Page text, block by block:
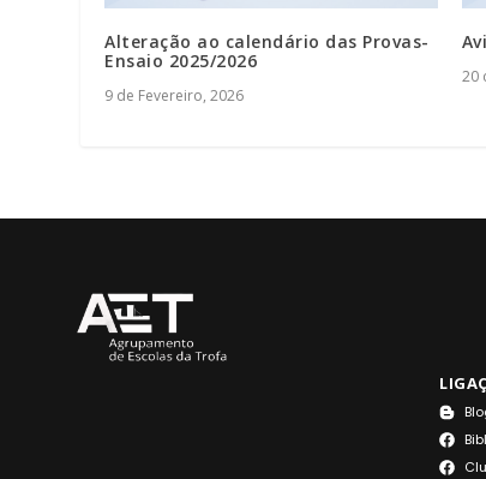
Alteração ao calendário das Provas-
Ensaio 2025/2026
9 de Fevereiro, 2026
20